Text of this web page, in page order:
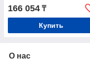
166 054 ₸
Купить
О нас